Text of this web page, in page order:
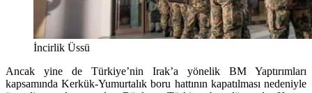
İncirlik Üssü
Ancak yine de Türkiye’nin Irak’a yönelik BM Yaptırımları
kapsamında Kerkük-Yumurtalık boru hattının kapatılması nedeniyle